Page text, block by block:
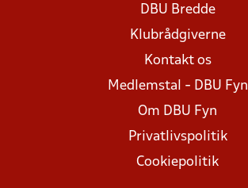
DBU Bredde
Klubrådgiverne
Kontakt os
Medlemstal - DBU Fyn
Om DBU Fyn
Privatlivspolitik
Cookiepolitik